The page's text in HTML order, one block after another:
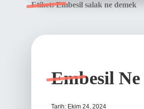
Etiket:Embesil salak ne demek
Embesil
Tarih: Ekim 24, 2024